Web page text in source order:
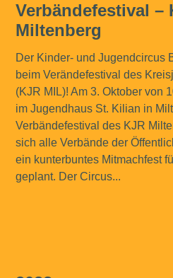
Verbändefestival –
Miltenberg
Der Kinder- und Jugendcircus
beim Verändefestival des
(KJR MIL)! Am 3. Oktober von
im Jugendhaus St. Kilian in
Verbändefestival des KJR
sich alle Verbände der
ein kunterbuntes Mitmachfest
geplant. Der Circus...